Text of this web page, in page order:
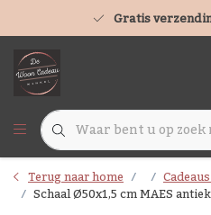
Gratis
Terug naar home
Schaal Ø50x1,5 cm MAES